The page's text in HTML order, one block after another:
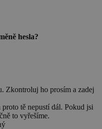
hesla?
Zkontroluj ho prosím a zadej
tě nepustí dál. Pokud jsi
to vyřešíme.